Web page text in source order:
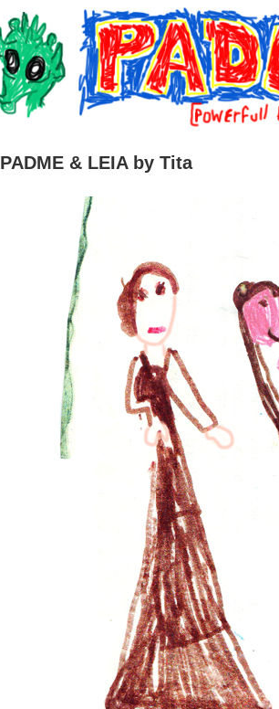
PADME & LEIA by Tita